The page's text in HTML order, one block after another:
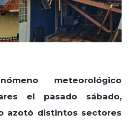
meteorológico
el pasado sábado,
azotó distintos sectores